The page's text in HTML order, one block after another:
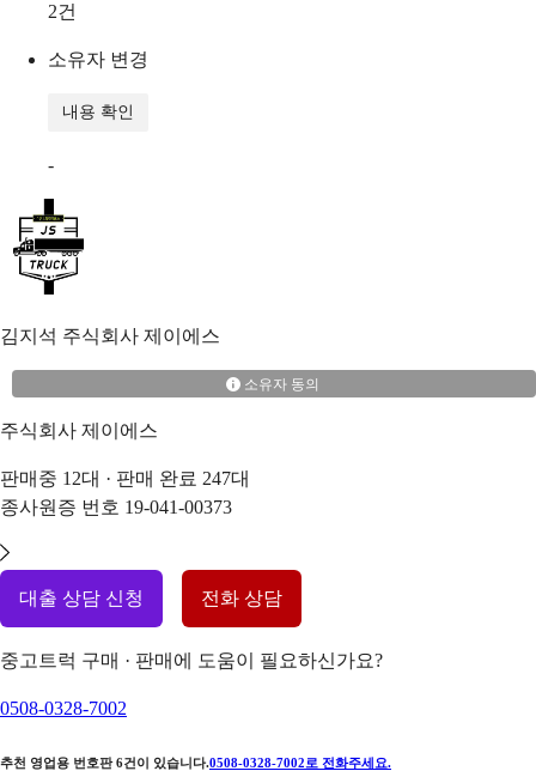
2건
소유자 변경
내용 확인
-
김지석 주식회사 제이에스
소유자 동의
주식회사 제이에스
판매중 12대 · 판매 완료 247대
종사원증 번호 19-041-00373
대출 상담 신청 전화 상담
중고트럭 구매 · 판매에 도움이 필요하신가요?
0508-0328-7002
추천 영업용 번호판 6건이 있습니다.0508-0328-7002 로 전화주세요.